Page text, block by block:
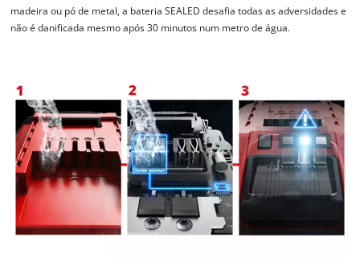
madeira ou pó de metal, a bateria SEALED desafia todas as adversidades e
não é danificada mesmo após 30 minutos num metro de água.